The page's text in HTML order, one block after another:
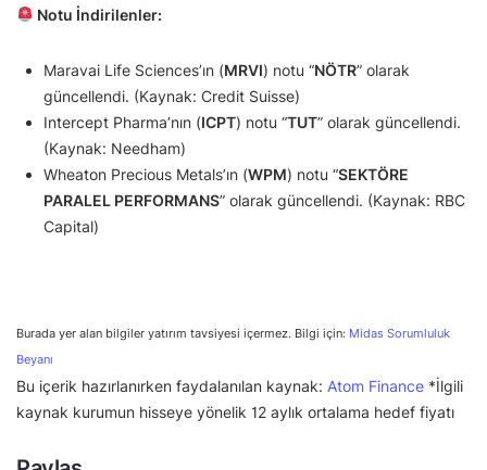
Notu İndirilenler:
Maravai Life Sciences’ın (MRVI) notu “NÖTR” olarak
güncellendi. (Kaynak: Credit Suisse)
Intercept Pharma’nın (ICPT) notu “TUT” olarak güncellendi.
(Kaynak: Needham)
Wheaton Precious Metals’ın (WPM) notu “SEKTÖRE
PARALEL PERFORMANS” olarak güncellendi. (Kaynak: RBC
Capital)
Burada yer alan bilgiler yatırım tavsiyesi içermez. Bilgi için: Midas Sorumluluk
Beyanı
Bu içerik hazırlanırken faydalanılan kaynak: Atom Finance *İlgili
kaynak kurumun hisseye yönelik 12 aylık ortalama hedef fiyatı